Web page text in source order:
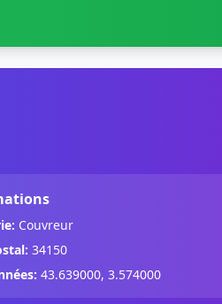
Couvreur
34150
43.639000, 3.574000